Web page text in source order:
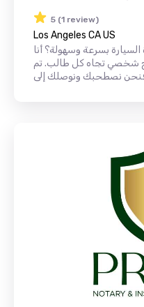
5 (1 review)
Los Angeles CA US
بسرعة وسهولة؟ أنا
شخصي تجاه كل طالب. تم